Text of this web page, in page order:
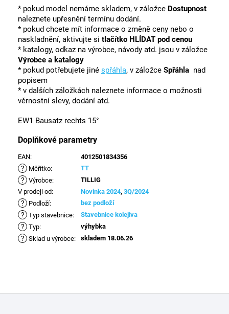
* pokud model nemáme skladem, v záložce Dostupnost
naleznete upřesnění termínu dodání.
* pokud chcete mít informace o změně ceny nebo o
naskladnění, aktivujte si tlačítko HLÍDAT pod cenou
* katalogy, odkaz na výrobce, návody atd. jsou v záložce
Výrobce a katalogy
* pokud potřebujete jiné spřáhla, v záložce Spřáhla nad
popisem
* v dalších záložkách naleznete informace o možnosti
věrnostní slevy, dodání atd.
EW1 Bausatz rechts 15°
Doplňkové parametry
EAN: 4012501834356
? Měřítko: TT
? Výrobce:
TILLIG
V prodeji od: Novinka 2024, 3Q/2024
? Podloží: bez podloží
? Typ stavebnice: Stavebnice kolejiva
? Typ: výhybka
? Sklad u výrobce: skladem 18.06.26